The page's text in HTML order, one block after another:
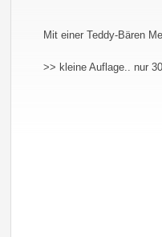
Mit einer Teddy-Bären
>> kleine Auflage.. nur